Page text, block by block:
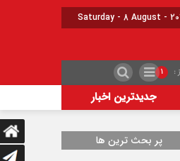
: ۱
جدیدترین اخبار
میانکاله با پشتیبانی هوایی مهار شد
پر بحث ترین ها